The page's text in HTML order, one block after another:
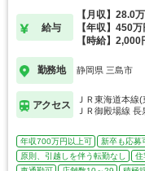
給与
【月収】28.0
【年収】450
【時給】
勤務地 静岡県 三島市
アクセス
ＪＲ東海道本線
ＪＲ御殿場線
年収700万円以上可 新卒も応募
原則、引越しを伴う転勤なし
住